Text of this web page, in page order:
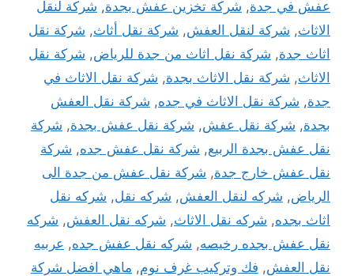
عفش في جدة, شركة تخزين عفش بجدة, شركة لنقل
الاثاث, شركة لنقل العفش, شركة نقل أثاث, شركة نقل
اثاث جدة, شركة نقل اثاث من جدة للرياض, شركة نقل
الاثاث, شركة نقل الاثاث بجدة, شركة نقل الاثاث في
جدة, شركة نقل الاثاث في جده, شركة نقل العفش
بجدة, شركة نقل عفش, شركة نقل عفش بجدة, شركة
نقل عفش بجدة الربيع, شركة نقل عفش جده, شركة
نقل عفش خارج جدة, شركة نقل عفش من جدة الى
الرياض, شركه لنقل العفش, شركه نقل, شركه نقل
اثاث بجده, شركه نقل الاثاث, شركه نقل العفش, شركه
نقل عفش بجده رخيصه, شركه نقل عفش جده, عربيه
نقل العفش, فك وتركيب غرف نوم, ماهي افضل شركة